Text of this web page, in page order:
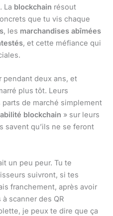
La blockchain résout
que tu vis chaque
, les marchandises abîmées
, et cette méfiance qui
pendant deux ans, et
plus tôt. Leurs
de marché simplement
blockchain » sur leurs
savent qu’ils ne se feront
un peu peur. Tu te
suivront, si tes
franchement, après avoir
scanner des QR
je peux te dire que ça